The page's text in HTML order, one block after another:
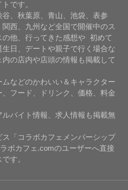
です。
、秋葉原、青山、池袋、表参
西、九州など全国で開催中のス
の他、行ってきた感想や 初めて
日、デートや親子で行く場合な
の店内や店頭の情報も掲載して
などのかわいい＆キャラクター
フード、ドリンク、価格、料金
バイト情報、求人情報も掲載無
「コラボカフェメンバーシップ
ボカフェ.comのユーザーへ直接
す。